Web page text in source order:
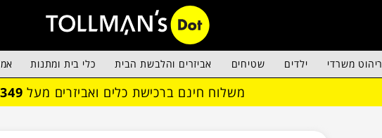
ריהוט משרדי ילדים שטיחים אביזרים והלבשת הבית כלי בית ומתנות
משלוח חינם ברכישת כלים ואביזרים מעל